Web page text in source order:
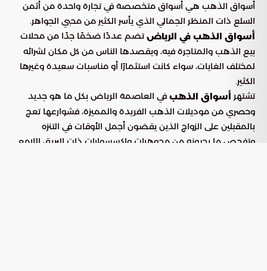
أسواق الذهب هي أسواق متخصصة في تجارة واحدة من أثمن
السلع ذات المنظر الجمالي الذي يأسر الكثير من محبي الجواهر.
أسواق الذهب في الرياضتضم عددًا ضخمًا جدًا من محلات
بيع الذهب والمتاجرة فيه، ويقصدها الناس من كل مكان لشرائه
لمختلف الغايات، سواء كانت استثمارًا أو مناسبات سعيدة وغيرها
الكثير.
تشتهر أسواق الذهب في العاصمة الرياض بكل ما هو جديد
وحصري من موديلات الذهب الفريدة والمميزة، فشوارعها تعج
بالمقبلين على الزواج الذين يقضون أجمل الأوقات في التنزه
وتفحص ما يحبونه من مجوهرات وإكسسوارات ذات البريق اللامع.